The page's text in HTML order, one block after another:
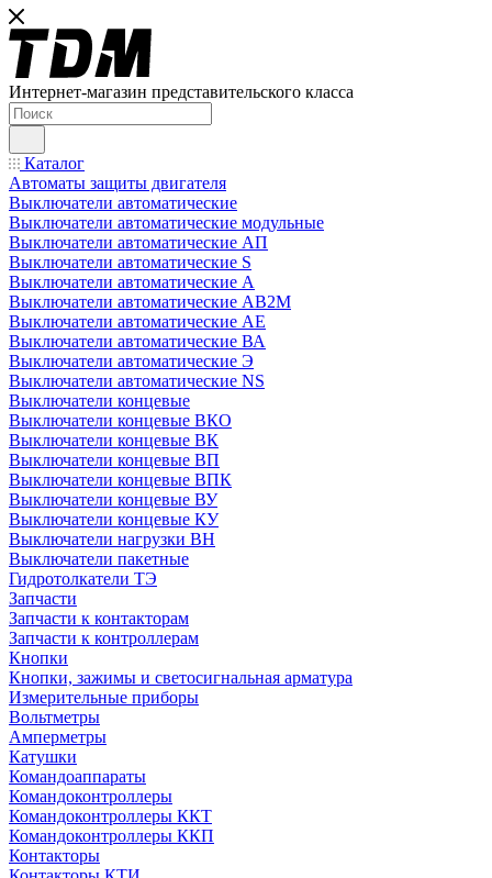
Интернет-магазин представительского класса
Каталог
Автоматы защиты двигателя
Выключатели автоматические
Выключатели автоматические модульные
Выключатели автоматические АП
Выключатели автоматические S
Выключатели автоматические А
Выключатели автоматические АВ2М
Выключатели автоматические АЕ
Выключатели автоматические ВА
Выключатели автоматические Э
Выключатели автоматические NS
Выключатели концевые
Выключатели концевые ВКО
Выключатели концевые ВК
Выключатели концевые ВП
Выключатели концевые ВПК
Выключатели концевые ВУ
Выключатели концевые КУ
Выключатели нагрузки ВН
Выключатели пакетные
Гидротолкатели ТЭ
Запчасти
Запчасти к контакторам
Запчасти к контроллерам
Кнопки
Кнопки, зажимы и светосигнальная арматура
Измерительные приборы
Вольтметры
Амперметры
Катушки
Командоаппараты
Командоконтроллеры
Командоконтроллеры ККТ
Командоконтроллеры ККП
Контакторы